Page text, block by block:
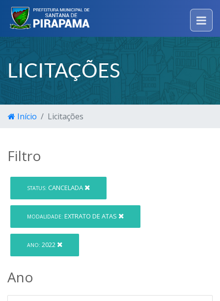
LICITAÇÕES
Início Licitações
Filtro
STATUS: CANCELADA
MODALIDADE: EXTRATO DE ATAS
ANO: 2022
Ano